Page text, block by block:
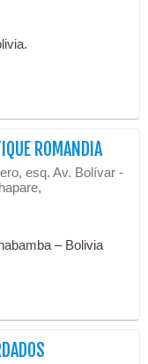
ROMANDIA
esq. Av. Bolívar -
– Bolivia